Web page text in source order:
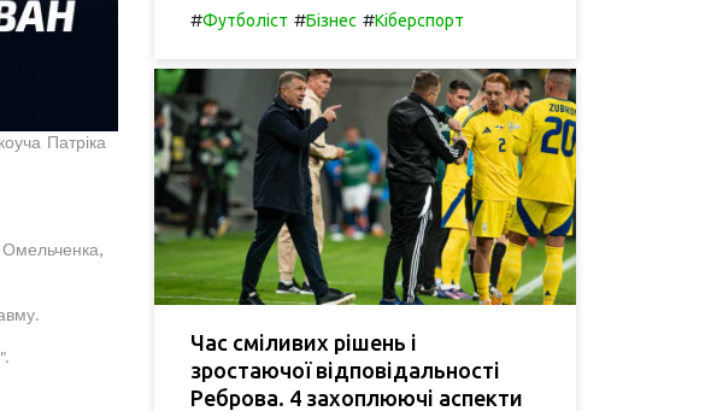
Патріка
Омельченка,
#Футболіст #Бізнес #Кіберспорт
Час сміливих рішень і
зростаючої відповідальності
Реброва. 4 захоплюючі аспекти